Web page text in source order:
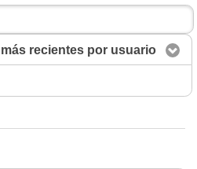
recientes por usuario